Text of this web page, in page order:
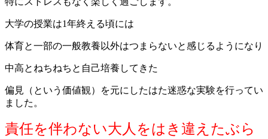
大学の授業は1年終える頃には
体育と一部の一般教養以外はつまらないと感じるようになり
中高とねちねちと自己培養してきた
偏見（という価値観）を元にしたはた迷惑な実験を行ってい
ました。
責任を伴わない大人をはき違えたぶら